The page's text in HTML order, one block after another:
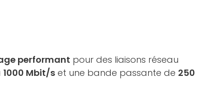
performant pour des liaisons réseau
1000 Mbit/s et une bande passante de 250